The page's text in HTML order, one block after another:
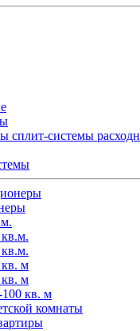
сплит-системы
м
м
кв. м
комнаты